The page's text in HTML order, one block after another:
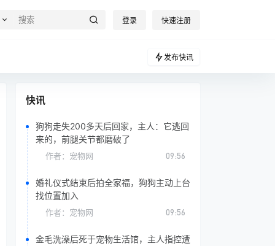
登录 快速注册
发布快讯
快讯
狗狗走失200多天后回家，主人：它逃回
来的，前腿关节都磨破了
作者： 宠物网 09:56
婚礼仪式结束后拍全家福，狗狗主动上台
找位置加入
作者： 宠物网 09:56
金毛洗澡后死于宠物生活馆，主人指控遭